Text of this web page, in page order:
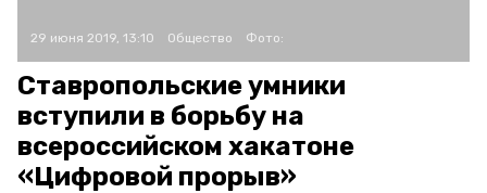
29 июня 2019, 13:10 Общество Фото:
Ставропольские умники
вступили в борьбу на
всероссийском хакатоне
«Цифровой прорыв»